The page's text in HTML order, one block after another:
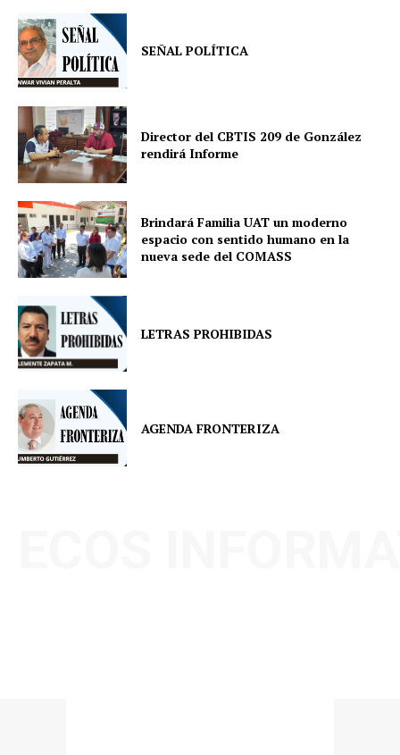
SEÑAL POLÍTICA
Director del CBTIS 209 de González
rendirá Informe
Brindará Familia UAT un moderno
espacio con sentido humano en la
nueva sede del COMASS
LETRAS PROHIBIDAS
AGENDA FRONTERIZA